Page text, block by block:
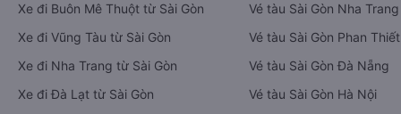
Xe đi Buôn Mê Thuột từ Sài Gòn
Xe đi Vũng Tàu từ Sài Gòn
Xe đi Nha Trang từ Sài Gòn
Xe đi Đà Lạt từ Sài Gòn
Vé tàu Sài Gòn Nha Trang
Vé tàu Sài Gòn Phan Thiết
Vé tàu Sài Gòn Đà Nẵng
Vé tàu Sài Gòn Hà Nội